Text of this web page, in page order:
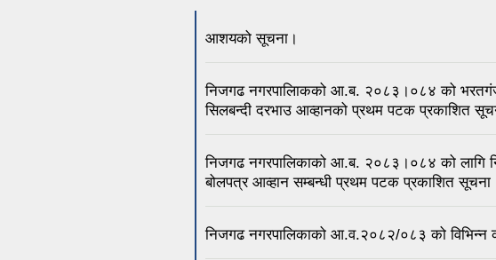
आशयको सूचना।
निजगढ नगरपालिाकको आ.ब. २०८३।०८४ को भरतगंज
सिलबन्दी दरभाउ आव्हानको प्रथम पटक प्रकाशित
निजगढ नगरपालिकाको आ.ब. २०८३।०८४ को लागि
बोलपत्र आव्हान सम्बन्धी प्रथम पटक प्रकाशित
निजगढ नगरपालिकाको आ.व.२०८२/०८३ को विभिन्न